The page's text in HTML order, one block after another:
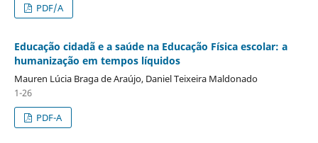
PDF/A
Educação cidadã e a saúde na Educação Física escolar: a
humanização em tempos líquidos
Mauren Lúcia Braga de Araújo, Daniel Teixeira Maldonado
1-26
PDF-A